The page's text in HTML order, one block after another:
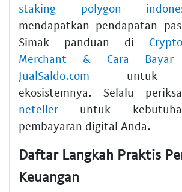
staking polygon
mendapatkan pendapatan
Simak panduan di
Merchant & Cara
JualSaldo.com untuk
ekosistemnya. Selalu
neteller untuk
pembayaran digital Anda.
Daftar Langkah Praktis
Keuangan